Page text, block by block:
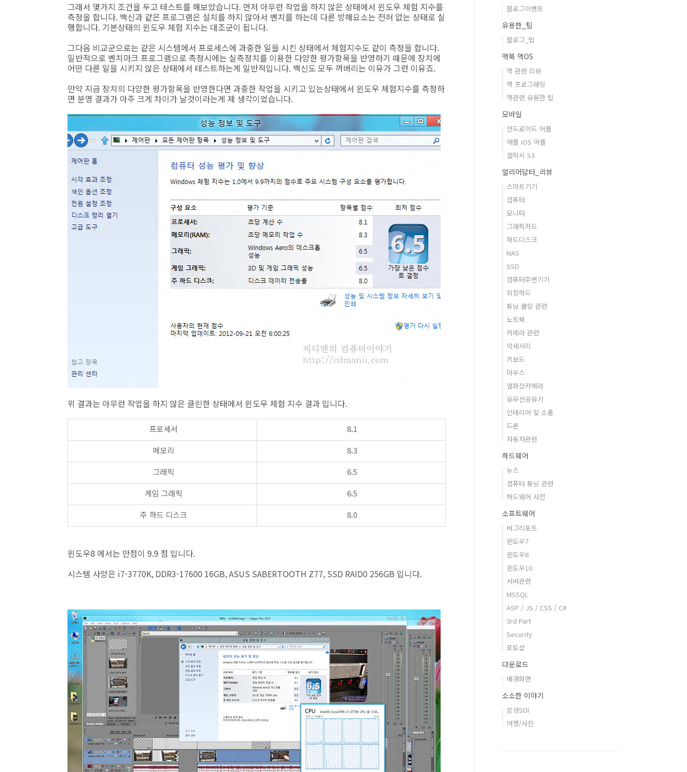
그래서 몇가지 조건을 두고 테스트를 해보았습니다. 먼저 아무런 작업을 하지 않은 상태에서 윈도우 체험 지수를
측정을 합니다. 백신과 같은 프로그램은 설치를 하지 않아서 벤치를 하는데 다른 방해요소는 전혀 없는 상태로 실
행합니다. 기본상태의 윈도우 체험 지수는 대조군이 됩니다.
그다음 비교군으로는 같은 시스템에서 프로세스에 과중한 일을 시킨 상태에서 체험지수도 같이 측정을 합니다.
일반적으로 벤치마크 프로그램으로 측정시에는 실측정치를 이용한 다양한 평가항목을 반영하기 때문에 장치에
어떤 다른 일을 시키지 않은 상태에서 테스트하는게 일반적입니다. 백신도 모두 꺼버리는 이유가 그런 이유죠.
만약 지금 장치의 다양한 평가항목을 반영한다면 과중한 작업을 시키고 있는상태에서 윈도우 체험지수를 측정하
면 분명 결과가 아주 크게 차이가 날것이라는게 제 생각이었습니다.
위 결과는 아무런 작업을 하지 않은 클린한 상태에서 윈도우 체험 지수 결과 입니다.
프로세서
8.1
메모리
8.3
그래픽
6.5
게임 그래픽
6.5
주 하드 디스크
8.0
윈도우8 에서는 만점이 9.9 점 입니다.
시스템 사양은 i7-3770K, DDR3-17600 16GB, ASUS SABERTOOTH Z77, SSD RAID0 256GB 입니다.
블로그이벤트
유용한_팁
블로그_팁
맥북 맥OS
맥 관련 리뷰
맥 프로그래밍
맥관련 유용한 팁
모바일
안드로이드 어플
애플 iOS 어플
갤럭시 S3
얼리어답터_리뷰
스마트기기
컴퓨터
모니터
그래픽카드
하드디스크
NAS
SSD
컴퓨터주변기기
외장하드
튜닝 쿨링 관련
노트북
카메라 관련
악세서리
키보드
마우스
열화상카메라
유무선공유기
인테리어 및 소품
드론
자동차관련
하드웨어
뉴스
컴퓨터 튜닝 관련
하드웨어 사전
소프트웨어
버그리포트
윈도우7
윈도우8
윈도우10
서버관련
MSSQL
ASP / JS / CSS / C#
3rd Part
Security
포토샵
다운로드
배경화면
소소한 이야기
삼성SDI
여행/사진